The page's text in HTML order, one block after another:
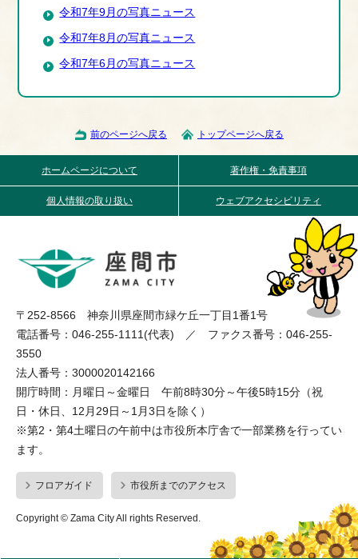
令和7年9月の写真ニュース
令和7年8月の写真ニュース
令和7年6月の写真ニュース
前のページへ戻る トップページへ戻る
ホームページについて 著作権・免責事項
個人情報の取り扱い ウェブアクセシビリティ
〒252-8566 神奈川県座間市緑ケ丘一丁目1番1号
電話番号：046-255-1111(代表) ／ ファクス番号：046-255-
3550
法人番号：3000020142166
開庁時間：月曜日～金曜日 午前8時30分～午後5時15分（祝
日・休日、12月29日～1月3日を除く）
※第2・第4土曜日の午前中は市役所本庁舎で一部業務を行ってい
ます。
フロアガイド 市役所までのアクセス
Copyright © Zama City All rights Reserved.